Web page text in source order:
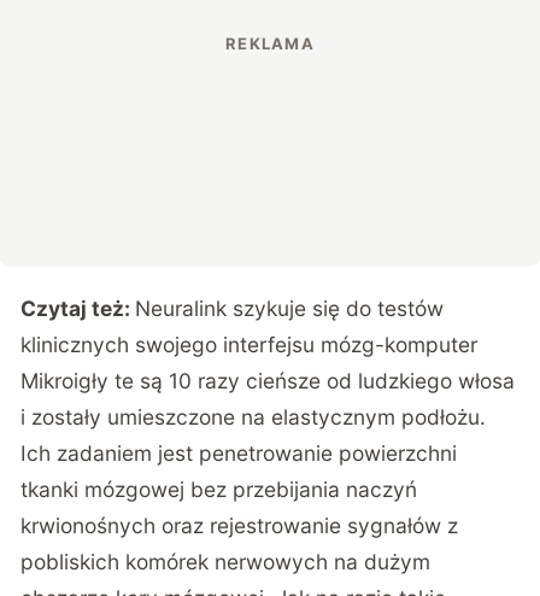
Czytaj też: Neuralink szykuje się do testów
klinicznych swojego interfejsu mózg-komputer
Mikroigły te są 10 razy cieńsze od ludzkiego włosa
i zostały umieszczone na elastycznym podłożu.
Ich zadaniem jest penetrowanie powierzchni
tkanki mózgowej bez przebijania naczyń
krwionośnych oraz rejestrowanie sygnałów z
pobliskich komórek nerwowych na dużym